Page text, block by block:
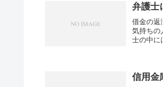
弁護士
借金の返
気持ちの
士の中に
信用金